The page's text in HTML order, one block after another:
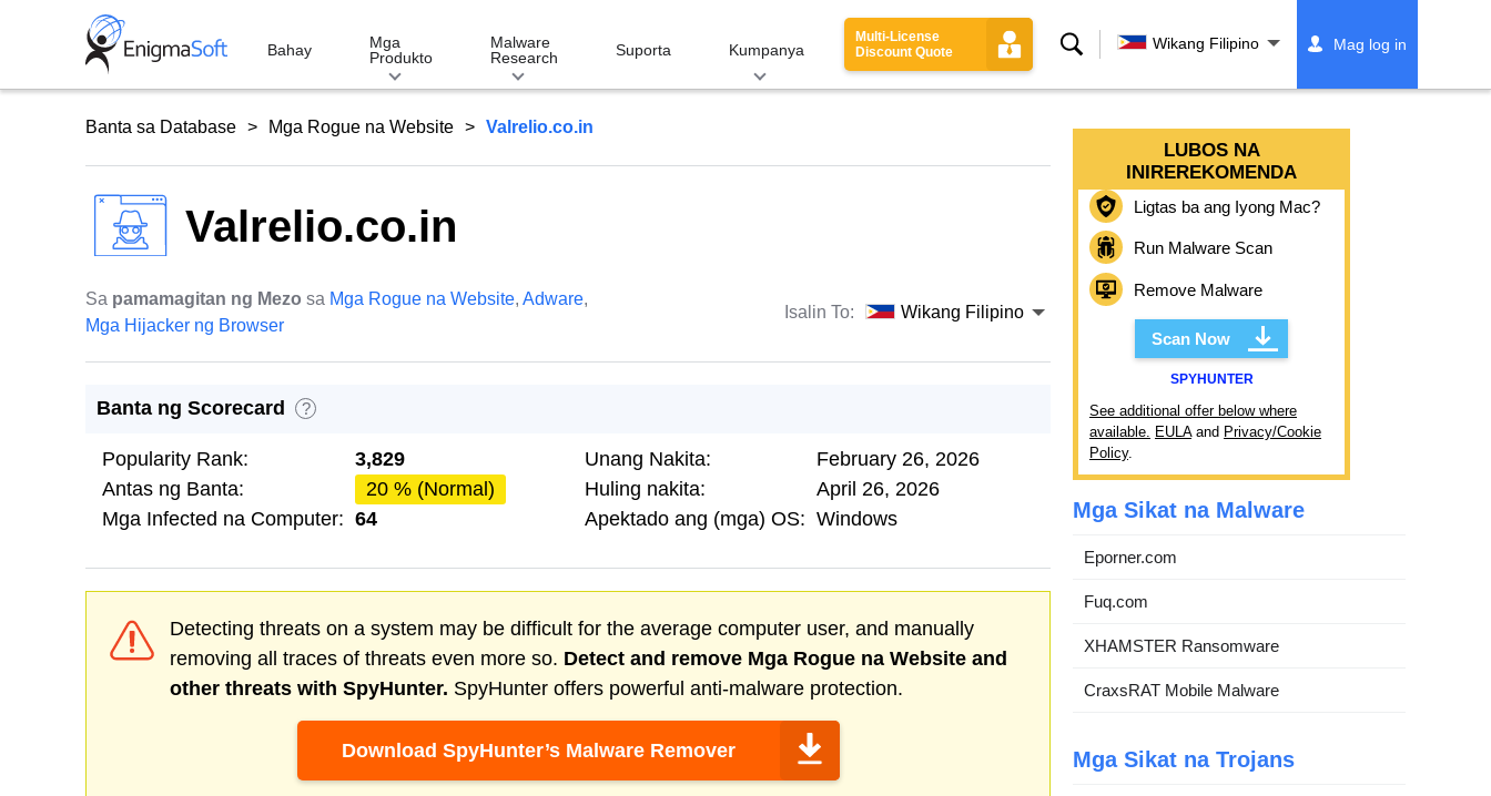
Bahay
Mga
Produkto
Malware
Research
Suporta Kumpanya
Multi-License
Discount Quote
PaghahanapWikang Filipino Mag log in
Banta sa Database Mga Rogue na Website Valrelio.co.in
Valrelio.co.in
Sa pamamagitan ng Mezo sa Mga Rogue na Website, Adware,
Mga Hijacker ng Browser
Isalin To: Wikang Filipino
Banta ng Scorecard ?
Popularity Rank:
3,829
Antas ng Banta:
20 % (Normal)
Mga Infected na Computer: 64
Unang Nakita:
February 26, 2026
Huling nakita:
April 26, 2026
Apektado ang (mga) OS: Windows
Detecting threats on a system may be difficult for the average computer user, and manually
removing all traces of threats even more so. Detect and remove Mga Rogue na Website and
other threats with SpyHunter. SpyHunter offers powerful anti-malware protection.
Download SpyHunter’s Malware Remover
LUBOS NA
INIREREKOMENDA
Ligtas ba ang Iyong Mac?
Run Malware Scan
Remove Malware
Scan Now
SPYHUNTER
See additional offer below where
available. EULAand Privacy/Cookie
Policy.
Mga Sikat na Malware
Eporner.com
Fuq.com
XHAMSTER Ransomware
CraxsRAT Mobile Malware
Mga Sikat na Trojans